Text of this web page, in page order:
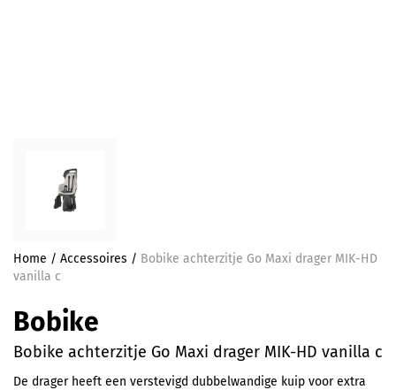
Home / Accessoires / Bobike achterzitje Go Maxi drager MIK-HD
vanilla c
Bobike
Bobike achterzitje Go Maxi drager MIK-HD vanilla c
De drager heeft een verstevigd dubbelwandige kuip voor extra